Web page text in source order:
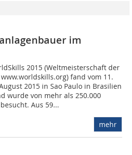
im
2015 (Weltmeisterschaft der
fand vom 11.
2015 in Sao Paulo in Brasilien
wurde von mehr als 250.000
Aus 59...
mehr